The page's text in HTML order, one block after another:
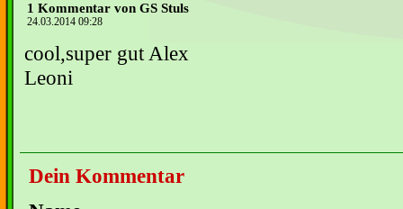
1 Kommentar von GS Stuls
24.03.2014 09:28
cool,super gut Alex
Leoni
Dein Kommentar